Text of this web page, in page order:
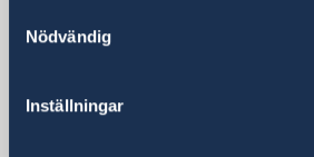
Nödvändig
Inställningar
Polen
Fax